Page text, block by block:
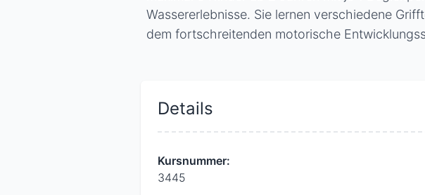
Wassererlebnisse. Sie lernen verschiedene
dem fortschreitenden motorische
Details
Kursnummer:
3445